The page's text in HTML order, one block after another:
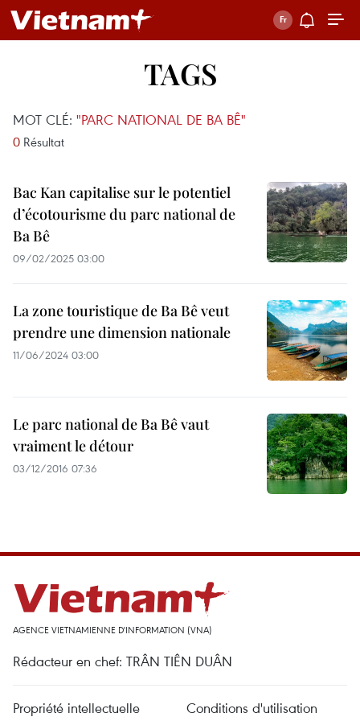
TAGS
MOT CLÉ: "PARC NATIONAL DE BA BÊ"
0 Résultat
Bac Kan capitalise sur le potentiel
d’écotourisme du parc national de
Ba Bê
09/02/2025 03:00
La zone touristique de Ba Bê veut
prendre une dimension nationale
11/06/2024 03:00
Le parc national de Ba Bê vaut
vraiment le détour
03/12/2016 07:36
AGENCE VIETNAMIENNE D'INFORMATION (VNA)
Rédacteur en chef: TRÂN TIÊN DUÂN
Propriété intellectuelle Conditions d'utilisation